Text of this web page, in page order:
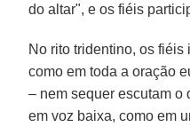
do altar", e os fiéis
No rito tridentino, os
como em toda a oração
– nem sequer escutam o
em voz baixa, como em